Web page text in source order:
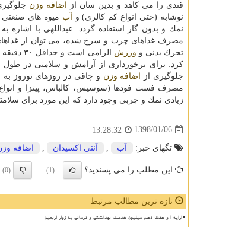
قندی را می كاهد و بدین سان از
اضافه وزن
نوشابه (حتی انواع كم كالری) و
آب میوه های صنعتی
نمك و بدون گاز استفاده گردد. عبداللهی با
مصرف غذاهای چرب و سرخ شده، می توان از غذاهای
تحرك بدنی و ورزش الزامی است و حداقل ۳۰ دقیقه پیاده روی تند در روز تأثیر زیادی در سلامتی و عدم
كرد: برای برخورداری از آرامش و سلامتی در طول
جلوگیری از
اضافه وزن و چاقی در روزهای نوروز به
مصرف فست فودها (سوسیس، كالباس، پیتزا و
زیادی نمك و چربی وجود دارد كه این مورد برای
1398/01/06
13:28:32
تگهای خبر: آب آنتی اكسیدان اضافه
این مطلب را می پسندید؟ (1)
(0)
تازه ترین مطالب مرتبط
ارایه ۱ و هفت دهم میلیون خدمت بهداشتی و درمانی به زوار اربعین